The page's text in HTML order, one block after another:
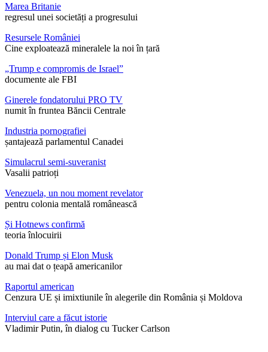
Marea Britanie
regresul unei societăți a progresului
Resursele României
Cine exploatează mineralele la noi în țară
„Trump e compromis de Israel”
documente ale FBI
Ginerele fondatorului PRO TV
numit în fruntea Băncii Centrale
Industria pornografiei
șantajează parlamentul Canadei
Simulacrul semi-suveranist
Vasalii patrioți
Venezuela, un nou moment revelator
pentru colonia mentală românească
Și Hotnews confirmă
teoria înlocuirii
Donald Trump și Elon Musk
au mai dat o țeapă americanilor
Raportul american
Cenzura UE și imixtiunile în alegerile din România și Moldova
Interviul care a făcut istorie
Vladimir Putin, în dialog cu Tucker Carlson